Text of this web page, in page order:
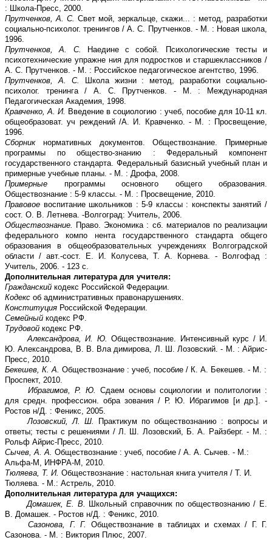
: Школа-Пресс, 2000.
Прутченков, А. С. Свет мой, зеркальце, скажи... : метод, разработки
социально-психолог. тренингов / А. С. Прутченков. - М. : Новая школа,
1996.
Прутченков, А. С.
Наедине с собой. Психологические тесты и
психотехнические упражне ния для подростков и старшеклассников /
А. С. Прутченков. - М. : Российское педагогическое агентство, 1996.
Прутченков, А. С.
Школа жизни : метод, разработки социально-
психолог. тренинга / А. С. Прутченков. - М. : Международная
Педагогическая Академия, 1998.
Кравченко, А. И. Введение в социологию : учеб, пособие для 10-11 кл.
общеобразоват. уч реждений /А. И. Кравченко. - М. : Просвещение,
1996.
Сборник нормативных документов. Обществознание. Примерные
программы по общество-знанию : Федеральный компонент
государственного стандарта. Федеральный базисный учебный план и
примерные учебные планы. - М. : Дрофа, 2008.
Примерные программы основного общего образования.
Обществознание : 5-9 классы. - М. : Просвещение, 2010.
Правовое воспитание школьников : 5-9 классы : конспекты занятий /
сост. О. В. Летнева. -Волгоград: Учитель, 2006.
Обществознание.
Право. Экономика : сб. материалов по реализации
федерального компо нента государственного стандарта общего
образования в общеобразовательных учреждениях Волгоградской
области / авт.-сост. Е. И. Колусева, Т. А. Корнева. - Волгофад :
Учитель, 2006. - 123 с.
Дополнительная литература для учителя:
Гражданский кодекс Российской Федерации.
Кодекс об административных правонарушениях.
Конституция Российской Федерации.
Семейный кодекс РФ.
Трудовой кодекс РФ.
Александрова, И. Ю.Обществознание. Интенсивный курс / И.
Ю. Александрова, В. В. Вла димирова, Л. Ш. Лозовский. - М. : Айрис-
Пресс, 2010.
Бекешев, К. А. Обществознание : учеб, пособие / К. А. Бекешев. - М. :
Проспект, 2010.
Ибрагимов, Р. Ю. Сдаем основы социологии и политологии :
для средн. профессион. обра зования / Р. Ю. Ибрагимов [и др.]. -
Ростов н/Д. : Феникс, 2005.
Лозовский, Л. Ш.
Практикум по обществознанию : вопросы и
ответы; тесты с решениями / Л. Ш. Лозовский, Б. А. Райзберг. - М. :
Рольф Айрис-Пресс, 2010.
Сычев, А. А. Обществознание : учеб, пособие / А. А. Сычев. - М.:
Альфа-М, ИНФРА-М, 2010.
Тюляева, Т. И. Обществознание : настольная книга учителя / Т. И.
Тюляева. - М.: Астрель, 2010.
Дополнительная литература для учащихся:
Домашек, Е. В.
Школьный справочник по обществознанию / Е.
В. Домашек. - Ростов н/Д. : Феникс, 2010.
Сазонова, Г. Г. Обществознание в таблицах и схемах / Г. Г.
Сазонова. - М. : Виктория Плюс, 2007.